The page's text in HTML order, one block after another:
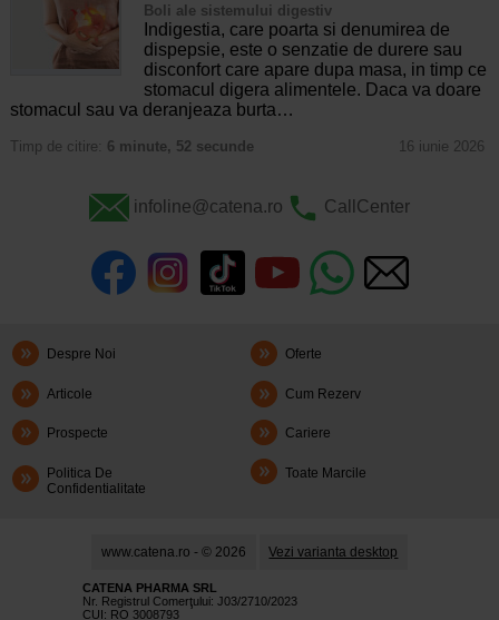
Boli ale sistemului digestiv
Indigestia, care poarta si denumirea de
dispepsie, este o senzatie de durere sau
disconfort care apare dupa masa, in timp ce
stomacul digera alimentele. Daca va doare
stomacul sau va deranjeaza burta…
Timp de citire: 6 minute, 52 secunde 16 iunie 2026
infoline@catena.ro CallCenter
Despre Noi Oferte
Articole Cum Rezerv
Prospecte Cariere
Politica De
Confidentialitate
Toate Marcile
www.catena.ro - © 2026 Vezi varianta desktop
CATENA PHARMA SRL
Nr. Registrul Comerţului: J03/2710/2023
CUI: RO 3008793